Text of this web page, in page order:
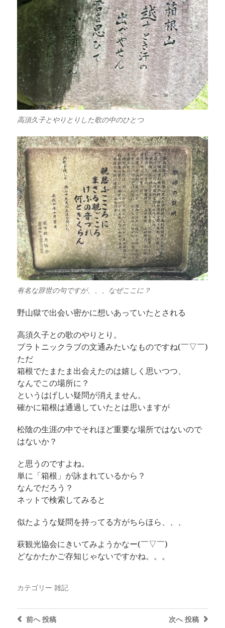
高須久子とやりとりした歌の中のひとつ
有名な辞世の句ですが、、、なぜここに？
野山獄で出会い密かに想いあっていたとされる
高須久子との歌のやりとり。
プラトニックラブの文通みたいなものですね(￣▽￣)
ただ
箱根でたまたま出会えたのは嬉しく思いつつ、
なんでこの場所に？
というはげしい疑問が消えません。
確かに箱根は通過していたとは思いますが
松陰の生涯の中でそれほど重要な場所ではないので
はないか？
と思うのですよね。
単に「箱根」が詠まれているから？
なんでだろう？
ネットで検索してみると
似たような疑問を持ってる方がちらほら、、、
萩観光協会にきいてみようかなー(￣▽￣)
どなかたかご存知じゃないですかね。。。
カテゴリー 雑記
次へ 投稿
前へ投稿